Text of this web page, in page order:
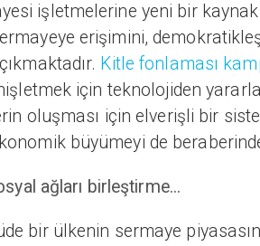
işletmelerine yeni bir
erişimini,
Kitle fonlaması
için teknolojiden
oluşması için elverişli bir
büyümeyi de
ağları birleştirme...
bir ülkenin sermaye